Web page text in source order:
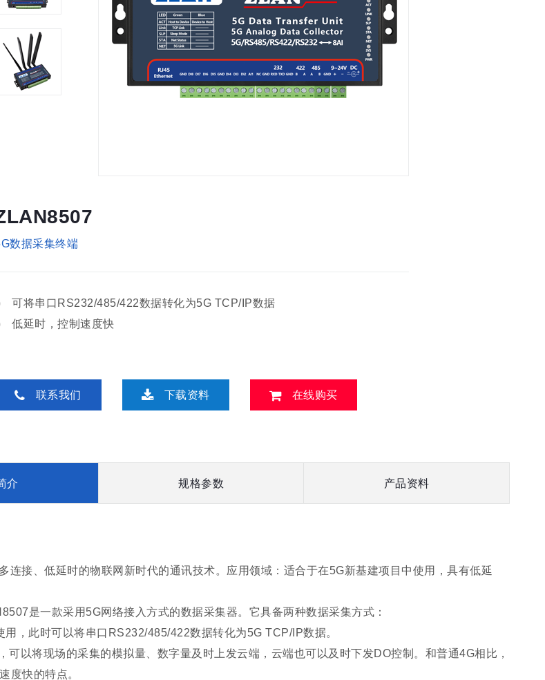
数据采集终端
可将串口RS232/485/422数据转化为5G TCP/IP数据
低延时，控制速度快
联系我们 下载资料 在线购买
介 规格参数 产品资料
连接、低延时的物联网新时代的通讯技术。应用领域：适合于在5G新基建项目中使用，具有低延
是一款采用5G网络接入方式的数据采集器。它具备两种数据采集方式：
用，此时可以将串口RS232/485/422数据转化为5G TCP/IP数据。
可以将现场的采集的模拟量、数字量及时上发云端，云端也可以及时下发DO控制。和普通4G相比，
度快的特点。